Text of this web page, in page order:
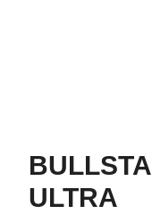
ULTRA